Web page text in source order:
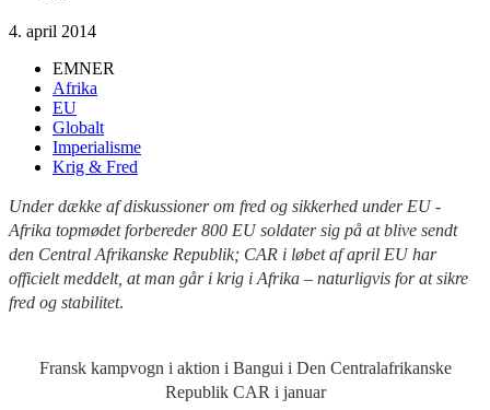
4. april 2014
EMNER
Afrika
EU
Globalt
Imperialisme
Krig & Fred
Under dække af diskussioner om fred og sikkerhed under EU -
Afrika topmødet forbereder 800 EU soldater sig på at blive sendt
den Central Afrikanske Republik; CAR i løbet af april EU har
officielt meddelt, at man går i krig i Afrika – naturligvis for at sikre
fred og stabilitet.
Fransk kampvogn i aktion i Bangui i Den Centralafrikanske
Republik CAR i januar